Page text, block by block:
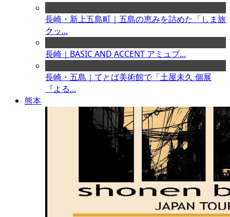
長崎・新上五島町｜五島の恵みを詰めた「しま旅
クッ...
長崎｜BASIC AND ACCENT アミュプ...
長崎・五島｜てとば美術館で「土屋未久 個展
『よる...
熊本